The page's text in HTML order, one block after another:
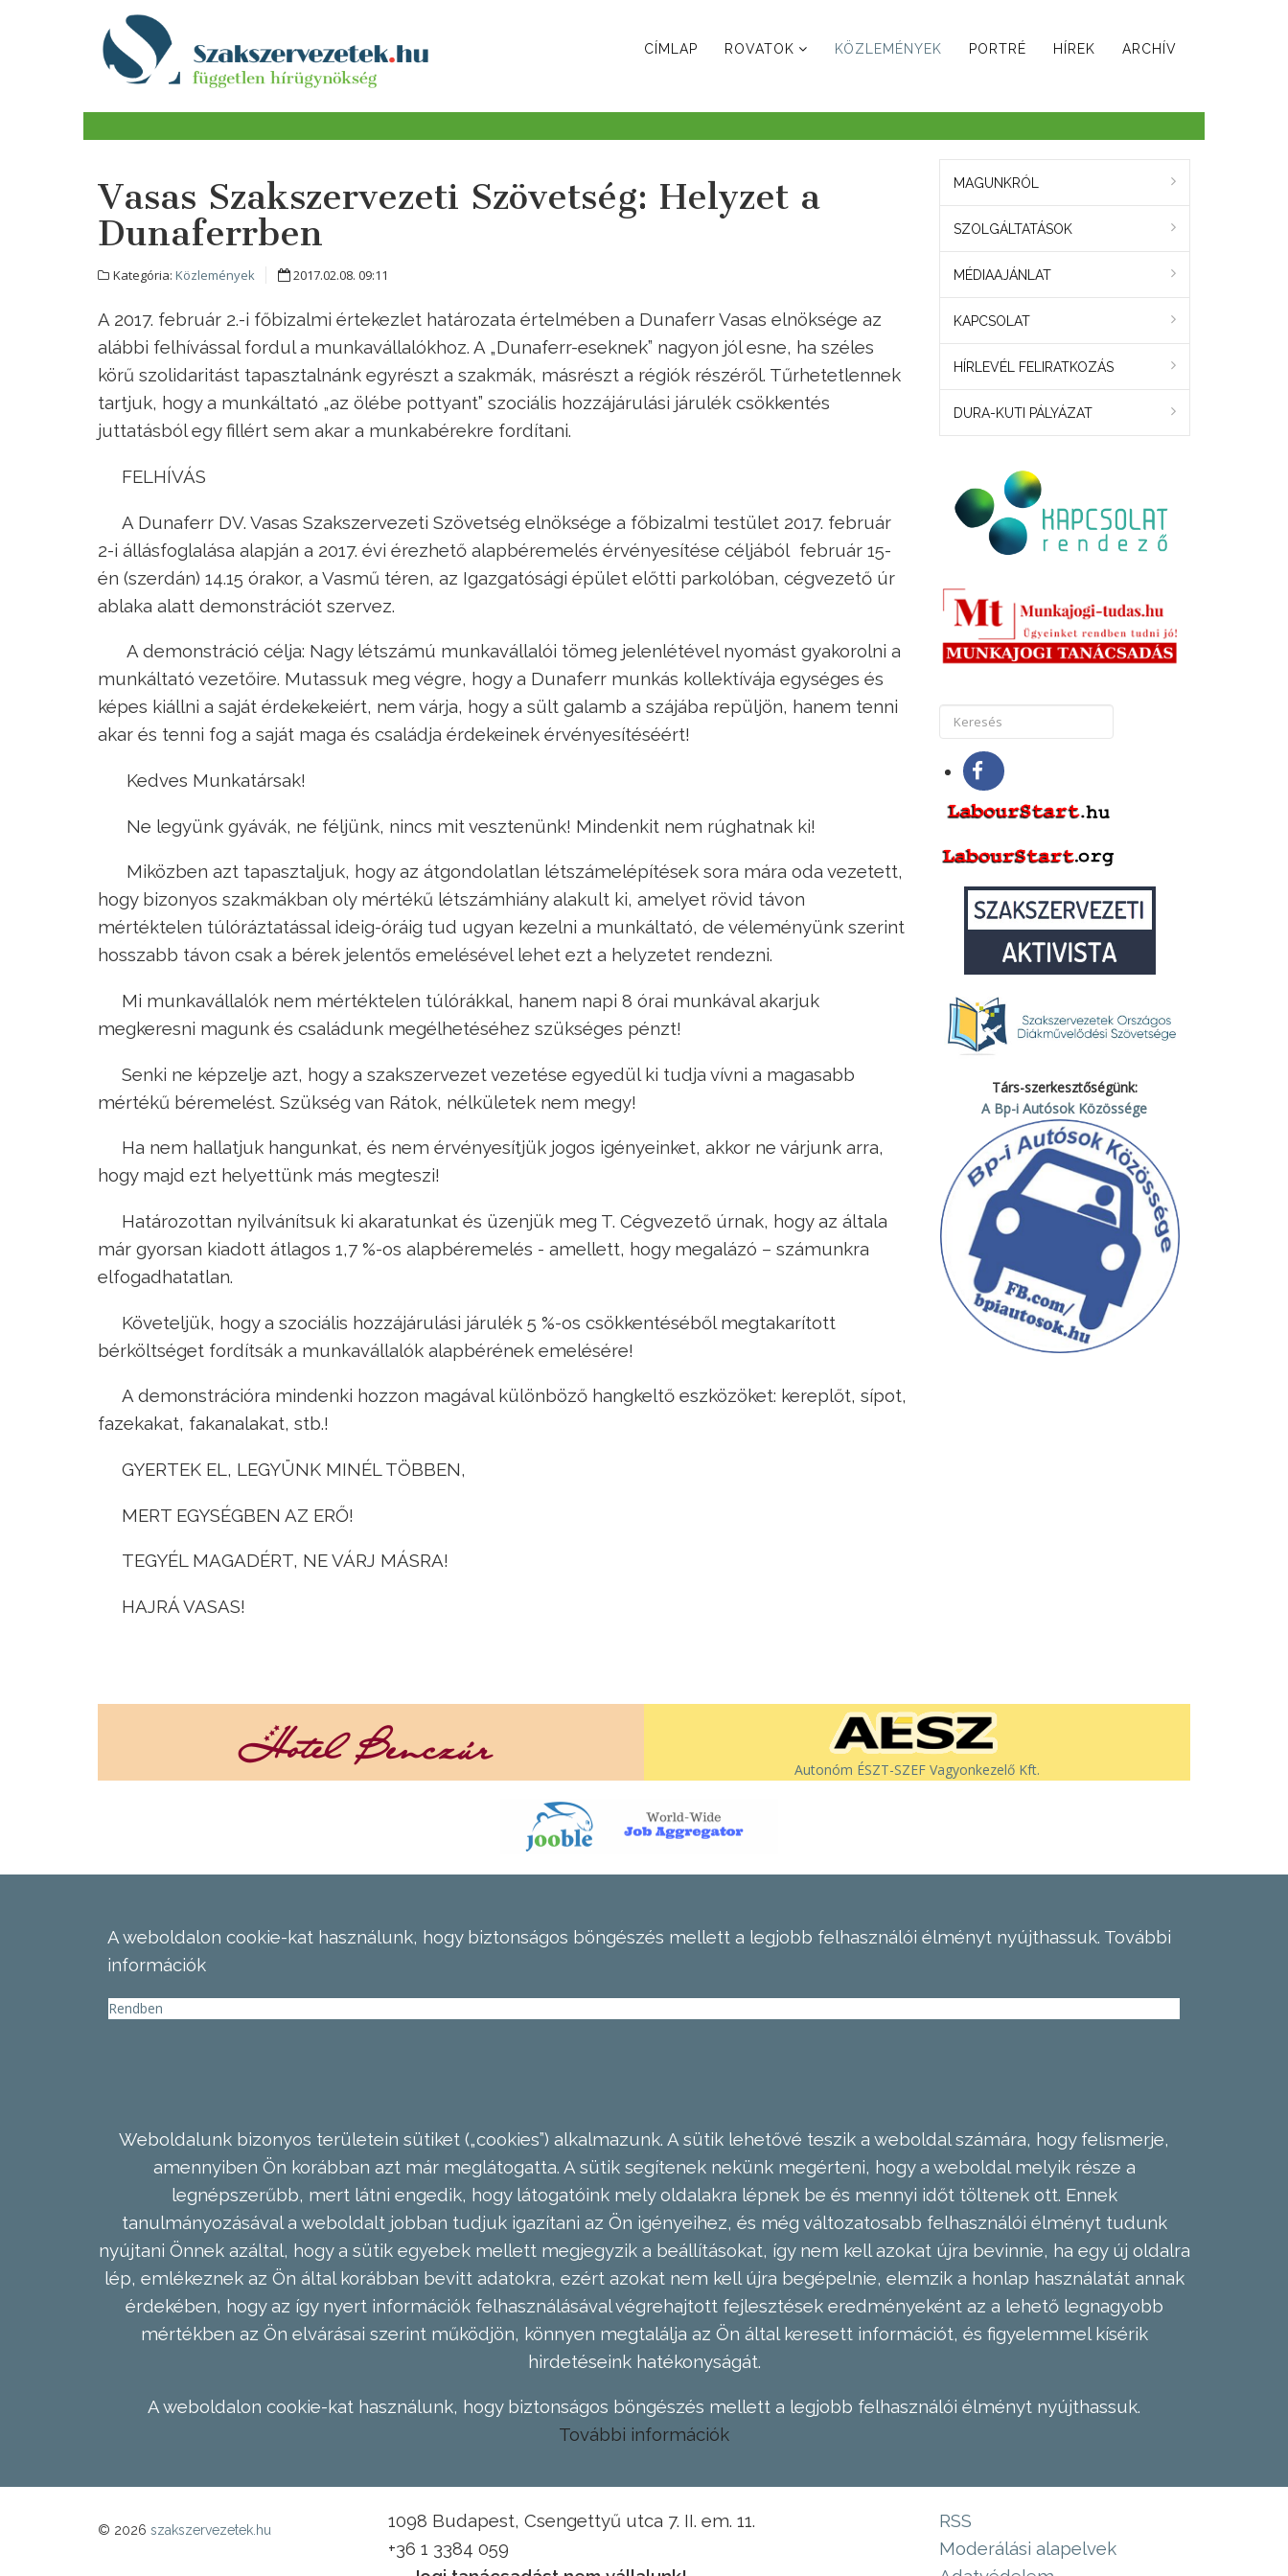
CÍMLAP ROVATOK KÖZLEMÉNYEK PORTRÉ HÍREK ARCHÍV
Vasas Szakszervezeti Szövetség: Helyzet a
Dunaferrben
Kategória: Közlemények 2017.02.08. 09:11
A 2017. február 2.-i főbizalmi értekezlet határozata értelmében a Dunaferr Vasas elnöksége az
alábbi felhívással fordul a munkavállalókhoz. A „Dunaferr-eseknek” nagyon jól esne, ha széles
körű szolidaritást tapasztalnánk egyrészt a szakmák, másrészt a régiók részéről. Tűrhetetlennek
tartjuk, hogy a munkáltató „az ölébe pottyant” szociális hozzájárulási járulék csökkentés
juttatásból egy fillért sem akar a munkabérekre fordítani.
FELHÍVÁS
A Dunaferr DV. Vasas Szakszervezeti Szövetség elnöksége a főbizalmi testület 2017. február
2-i állásfoglalása alapján a 2017. évi érezhető alapbéremelés érvényesítése céljából február 15-
én (szerdán) 14.15 órakor, a Vasmű téren, az Igazgatósági épület előtti parkolóban, cégvezető úr
ablaka alatt demonstrációt szervez.
A demonstráció célja: Nagy létszámú munkavállalói tömeg jelenlétével nyomást gyakorolni a
munkáltató vezetőire. Mutassuk meg végre, hogy a Dunaferr munkás kollektívája egységes és
képes kiállni a saját érdekekeiért, nem várja, hogy a sült galamb a szájába repüljön, hanem tenni
akar és tenni fog a saját maga és családja érdekeinek érvényesítéséért!
Kedves Munkatársak!
Ne legyünk gyávák, ne féljünk, nincs mit vesztenünk! Mindenkit nem rúghatnak ki!
Miközben azt tapasztaljuk, hogy az átgondolatlan létszámelépítések sora mára oda vezetett,
hogy bizonyos szakmákban oly mértékű létszámhiány alakult ki, amelyet rövid távon
mértéktelen túlóráztatással ideig-óráig tud ugyan kezelni a munkáltató, de véleményünk szerint
hosszabb távon csak a bérek jelentős emelésével lehet ezt a helyzetet rendezni.
Mi munkavállalók nem mértéktelen túlórákkal, hanem napi 8 órai munkával akarjuk
megkeresni magunk és családunk megélhetéséhez szükséges pénzt!
Senki ne képzelje azt, hogy a szakszervezet vezetése egyedül ki tudja vívni a magasabb
mértékű béremelést. Szükség van Rátok, nélkületek nem megy!
Ha nem hallatjuk hangunkat, és nem érvényesítjük jogos igényeinket, akkor ne várjunk arra,
hogy majd ezt helyettünk más megteszi!
Határozottan nyilvánítsuk ki akaratunkat és üzenjük meg T. Cégvezető úrnak, hogy az általa
már gyorsan kiadott átlagos 1,7 %-os alapbéremelés - amellett, hogy megalázó – számunkra
elfogadhatatlan.
Követeljük, hogy a szociális hozzájárulási járulék 5 %-os csökkentéséből megtakarított
bérköltséget fordítsák a munkavállalók alapbérének emelésére!
A demonstrációra mindenki hozzon magával különböző hangkeltő eszközöket: kereplőt, sípot,
fazekakat, fakanalakat, stb.!
GYERTEK EL, LEGYÜNK MINÉL TÖBBEN,
MERT EGYSÉGBEN AZ ERŐ!
TEGYÉL MAGADÉRT, NE VÁRJ MÁSRA!
HAJRÁ VASAS!
MAGUNKRÓL
SZOLGÁLTATÁSOK
MÉDIAAJÁNLAT
KAPCSOLAT
HÍRLEVÉL FELIRATKOZÁS
DURA-KUTI PÁLYÁZAT
Társ-szerkesztőségünk:
A Bp-i Autósok Közössége
Autonóm ÉSZT-SZEF Vagyonkezelő Kft.
A weboldalon cookie-kat használunk, hogy biztonságos böngészés mellett a legjobb felhasználói élményt nyújthassuk. További
információk
Rendben
Weboldalunk bizonyos területein sütiket („cookies”) alkalmazunk. A sütik lehetővé teszik a weboldal számára, hogy felismerje,
amennyiben Ön korábban azt már meglátogatta. A sütik segítenek nekünk megérteni, hogy a weboldal melyik része a
legnépszerűbb, mert látni engedik, hogy látogatóink mely oldalakra lépnek be és mennyi időt töltenek ott. Ennek
tanulmányozásával a weboldalt jobban tudjuk igazítani az Ön igényeihez, és még változatosabb felhasználói élményt tudunk
nyújtani Önnek azáltal, hogy a sütik egyebek mellett megjegyzik a beállításokat, így nem kell azokat újra bevinnie, ha egy új oldalra
lép, emlékeznek az Ön által korábban bevitt adatokra, ezért azokat nem kell újra begépelnie, elemzik a honlap használatát annak
érdekében, hogy az így nyert információk felhasználásával végrehajtott fejlesztések eredményeként az a lehető legnagyobb
mértékben az Ön elvárásai szerint működjön, könnyen megtalálja az Ön által keresett információt, és figyelemmel kísérik
hirdetéseink hatékonyságát.
A weboldalon cookie-kat használunk, hogy biztonságos böngészés mellett a legjobb felhasználói élményt nyújthassuk.
További információk
© 2026 szakszervezetek.hu
1098 Budapest, Csengettyű utca 7. II. em. 11.
+36 1 3384 059
RSS
Moderálási alapelvek